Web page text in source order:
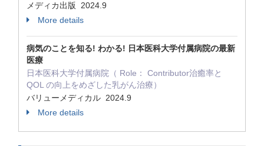
メディカ出版 2024.9
More details
病気のことを知る! わかる! 日本医科大学付属病院の最新
医療
日本医科大学付属病院（ Role： Contributor治癒率と
QOL の向上をめざした乳がん治療）
バリューメディカル 2024.9
More details